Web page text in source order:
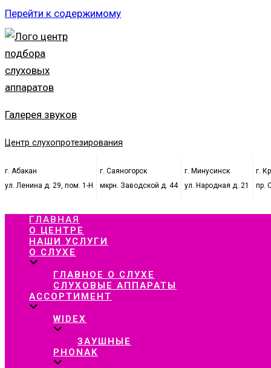
Перейти к содержимому
Галерея звуков
Центр слухопротезирования
г. Абакан
ул. Ленина д. 29, пом. 1-Н
г. Саяногорск
мкрн. Заводской д. 44
г. Минусинск
ул. Народная д. 21
г.
пр.
ГЛАВНАЯ
О ЦЕНТРЕ
НАШИ УСЛУГИ
О СЛУХЕ
ГЛАВНОЕ О СЛУХЕ
СЛУХОВЫЕ АППАРАТЫ
АССОРТИМЕНТ
WIDEX
ЗАУШНЫЕ
PHONAK